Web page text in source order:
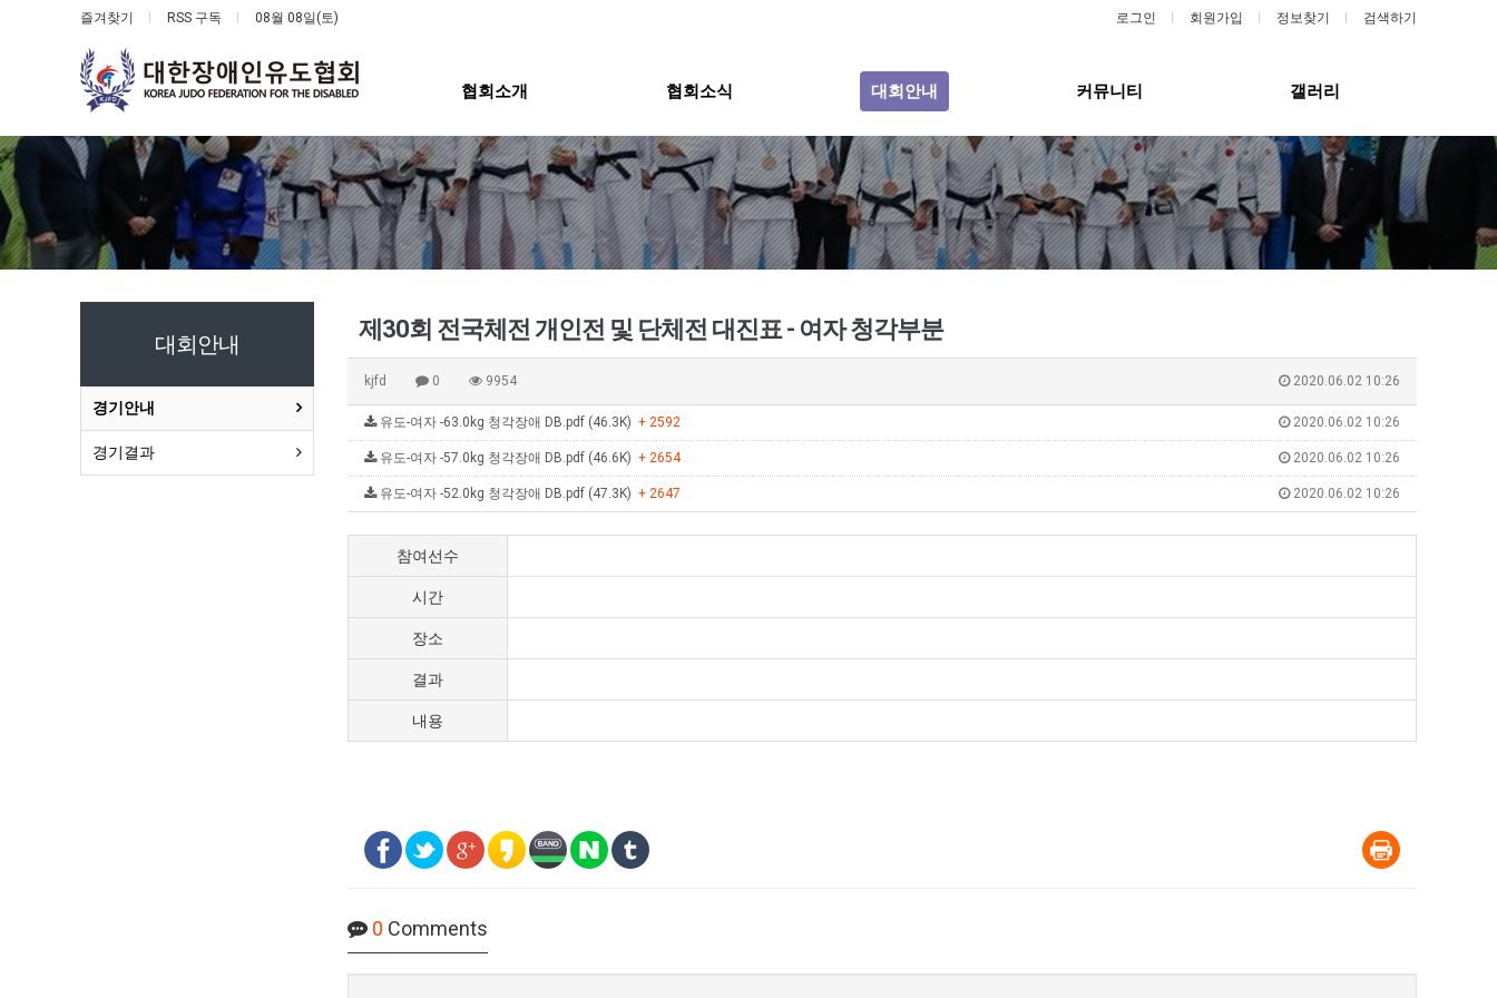
즐겨찾기 RSS 구독 08월 08일(토) 로그인 회원가입 정보찾기 검색하기
협회소개 협회소식 대회안내 커뮤니티 갤러리
제30회 전국체전 개인전 및 단체전 대진표 - 여자 청각부분
kjfd 0 9954 2020.06.02 10:26
2020.06.02 10:26
유도-여자 -63.0kg 청각장애 DB.pdf (46.3K) + 2592
2020.06.02 10:26
유도-여자 -57.0kg 청각장애 DB.pdf (46.6K) + 2654
2020.06.02 10:26
유도-여자 -52.0kg 청각장애 DB.pdf (47.3K) + 2647
참여선수
시간
장소
결과
내용
0 Comments
대회안내
경기안내
경기결과